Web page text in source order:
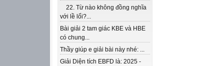
22. Từ nào không đồng nghĩa
với lề lối?...
Bài giải 2 tam giác KBE và HBE
có chung...
Thầy giúp e giải bài này nhé: ...
Giải Diện tích EBFD là: 2025 -